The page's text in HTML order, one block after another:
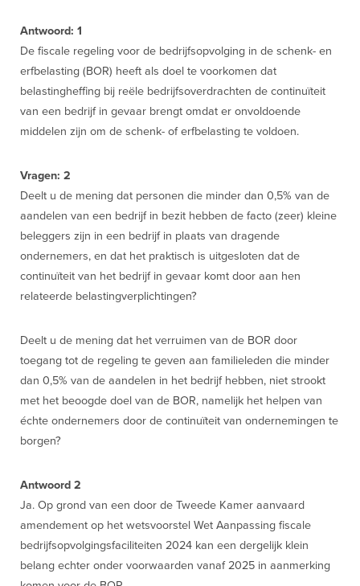
Antwoord: 1
De fiscale regeling voor de bedrijfsopvolging in de schenk- en
erfbelasting (BOR) heeft als doel te voorkomen dat
belastingheffing bij reële bedrijfsoverdrachten de continuïteit
van een bedrijf in gevaar brengt omdat er onvoldoende
middelen zijn om de schenk- of erfbelasting te voldoen.
Vragen: 2
Deelt u de mening dat personen die minder dan 0,5% van de
aandelen van een bedrijf in bezit hebben de facto (zeer) kleine
beleggers zijn in een bedrijf in plaats van dragende
ondernemers, en dat het praktisch is uitgesloten dat de
continuïteit van het bedrijf in gevaar komt door aan hen
relateerde belastingverplichtingen?
Deelt u de mening dat het verruimen van de BOR door
toegang tot de regeling te geven aan familieleden die minder
dan 0,5% van de aandelen in het bedrijf hebben, niet strookt
met het beoogde doel van de BOR, namelijk het helpen van
échte ondernemers door de continuïteit van ondernemingen te
borgen?
Antwoord 2
Ja. Op grond van een door de Tweede Kamer aanvaard
amendement op het wetsvoorstel Wet Aanpassing fiscale
bedrijfsopvolgingsfaciliteiten 2024 kan een dergelijk klein
belang echter onder voorwaarden vanaf 2025 in aanmerking